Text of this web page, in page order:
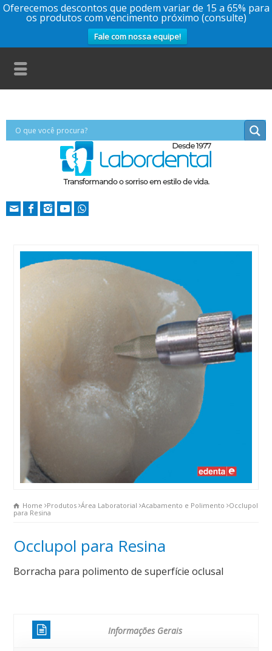
Oferecemos descontos que podem variar de 15 a 65% para
os produtos com vencimento próximo (consulte)
Fale com nossa equipe!
Home Produtos Área Laboratorial Acabamento e Polimento Occlupol
para Resina
Occlupol para Resina
Borracha para polimento de superfície oclusal
Informações Gerais